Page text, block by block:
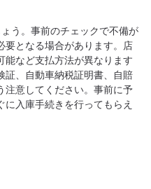
う。事前のチェックで不備が
要となる場合があります。店
など支払方法が異なります
証、自動車納税証明書、自賠
注意してください。事前に予
入庫手続きを行ってもらえ